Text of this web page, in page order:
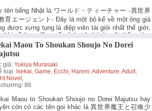
tên tiếng Nhật là ワールド・ティーチャー -異世界
育エージェント- Đây là một bộ kể về một ông già
được xưng tụng là điệp viên tài giỏi nhất thế giới,
khi về hưu đã quyết định trở thành một thầy giáo,
tạo cho những cô cậu trẻ tuổi để nối…Chi Tiết.
Maou To Shoukan Shoujo No Dorei
giả:Yukiya Murasaki
loại: Isekai ,Game Ecchi Harem ,Adventure ,Adult
Novel
88
Maou to Shoukan Shoujo no Dorei Majutsu hay
còn có các tên gọi khác là 異世界魔王と召喚少